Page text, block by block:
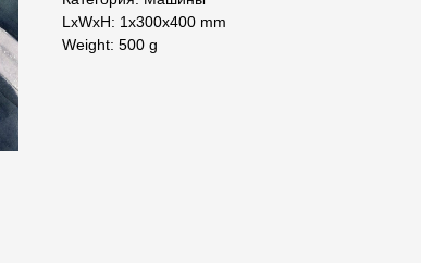
LxWxH: 1x300x400 mm
Weight: 500 g